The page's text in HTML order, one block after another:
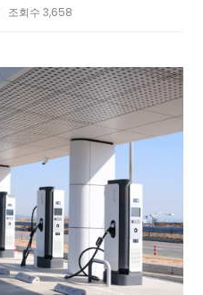
조회수 3,658